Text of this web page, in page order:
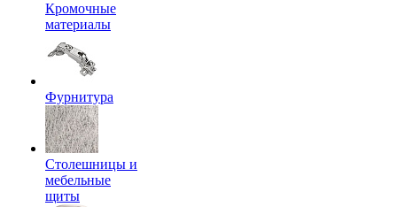
Кромочные
материалы
Фурнитура
Столешницы и
мебельные
щиты